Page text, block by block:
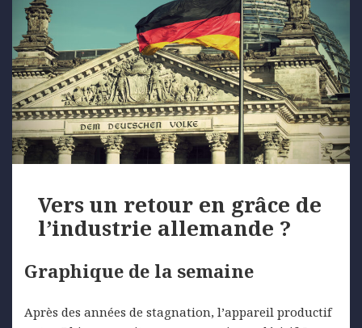
Vers un retour en grâce de
l’industrie allemande ?
Graphique de la semaine
Après des années de stagnation, l’appareil productif